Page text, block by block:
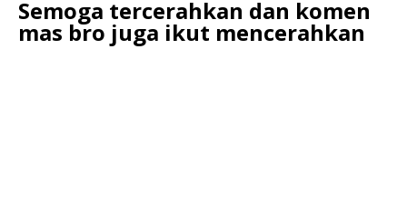
Semoga tercerahkan dan komen
mas bro juga ikut mencerahkan